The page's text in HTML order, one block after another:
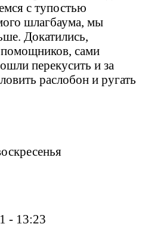
с тупостью
шлагбаума, мы
Докатились,
сами
перекусить и за
раслобон и ругать
- 13:23